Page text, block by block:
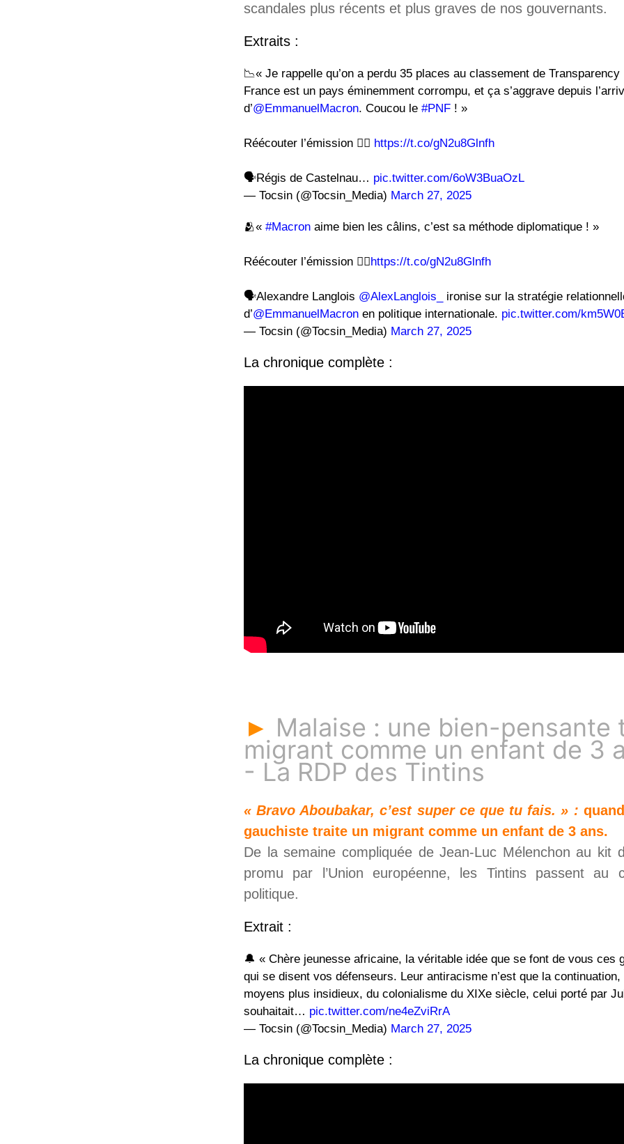
scandales plus récents et plus graves de nos gouvernants.
Extraits :
📉« Je rappelle qu’on a perdu 35 places au classement de
France est un pays éminemment corrompu, et ça s’aggrave depuis
d’@EmmanuelMacron. Coucou le #PNF ! »
Réécouter l’émission ⛓️‍💥 https://t.co/gN2u8Glnfh
🗣️Régis de Castelnau… pic.twitter.com/6oW3BuaOzL
— Tocsin (@Tocsin_Media) March 27, 2025
🫂« #Macron aime bien les câlins, c’est sa méthode diplomatique ! »
Réécouter l’émission ⛓️‍💥https://t.co/gN2u8Glnfh
🗣️Alexandre Langlois @AlexLanglois_
ironise sur la stratégie
d’@EmmanuelMacron en politique internationale. pic.twitter.com/
— Tocsin (@Tocsin_Media) March 27, 2025
La chronique complète :
► Malaise : une bien-pensante
migrant comme un enfant de 3
- La RDP des Tintins
« Bravo Aboubakar, c’est super ce que tu fais. » :
gauchiste traite un migrant comme un enfant de 3 ans.
De la semaine compliquée de Jean-Luc Mélenchon au kit
promu par l’Union européenne, les Tintins passent au
politique.
Extrait :
🔔 « Chère jeunesse africaine, la véritable idée que se font de vous ces
qui se disent vos défenseurs. Leur antiracisme n’est que la continuation,
moyens plus insidieux, du colonialisme du XIXe siècle, celui porté par
souhaitait… pic.twitter.com/ne4eZviRrA
— Tocsin (@Tocsin_Media) March 27, 2025
La chronique complète :